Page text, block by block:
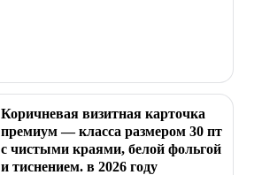
Коричневая визитная карточка
премиум — класса размером 30 пт
с чистыми краями, белой фольгой
и тиснением. в 2026 году